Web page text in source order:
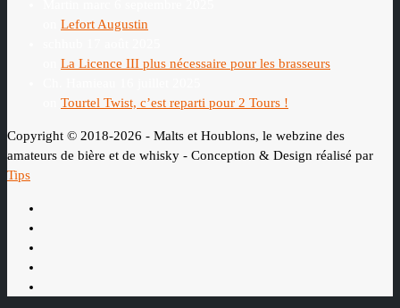
Lefort Augustin
La Licence III plus nécessaire pour les brasseurs
Tourtel Twist, c’est reparti pour 2 Tours !
Copyright © 2018-2026 - Malts et Houblons, le webzine des
amateurs de bière et de whisky - Conception & Design réalisé par
Tips